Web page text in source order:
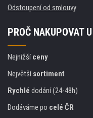
Odstoupení od smlouvy
PROČ NAKUPOVAT
Nejnižšíceny
Největšísortiment
Rychlé dodání (24-48h)
Dodáváme po celé ČR